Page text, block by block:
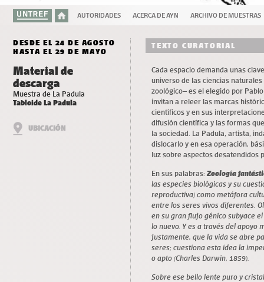
AUTORIDADES ACERCA DE AYN ARCHIVO DE MUESTRAS
DESDE EL 24 DE AGOSTO
HASTA EL 29 DE MAYO
Material de
descarga
Muestra de La Padula
Tabloide La Padula
UBICACIÓN
TEXTO CURATORIAL
Cada espacio demanda unas
universo de las ciencias
zoológico– es el elegido por
invitan a releer las marcas
científicos y en sus
difusión científica y las formas
la sociedad. La Padula, artista,
dislocarlo y en esa operación,
luz sobre aspectos desatendidos
En sus palabras:Zoología
las especies biológicas y su
reproductiva) como metáfora
entre los seres vivos diferentes.
en su gran flujo génico subyace
lo nuevo. Y es a través del apoyo
justamente, que la vida se abre
seres; cuestiona esta idea la
o apto (Charles Darwin, 1859).
Sobre ese bello lente puro y